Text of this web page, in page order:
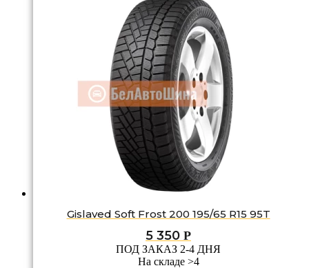
Gislaved Soft Frost 200 195/65 R15 95T
5 350 Р
ПОД ЗАКАЗ 2-4 ДНЯ
На складе >4